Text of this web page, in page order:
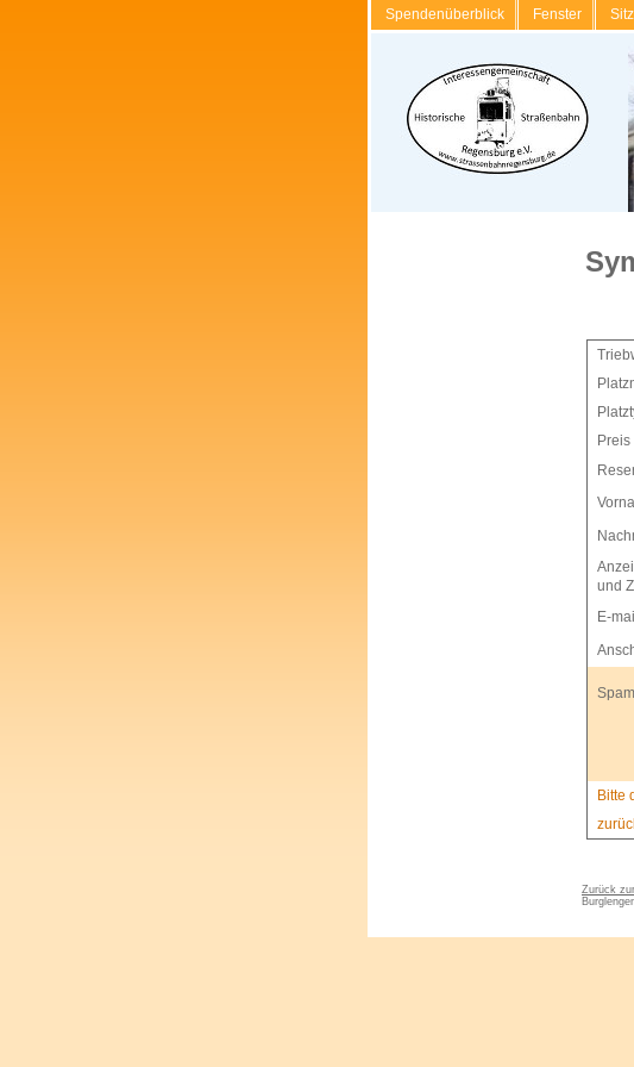
Spendenüberblick Fenster
Preis
und
E-
Bitte
Zurück